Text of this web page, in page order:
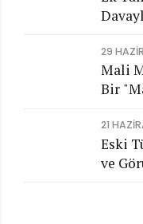
29
Mali
Bir
21
Eski
ve